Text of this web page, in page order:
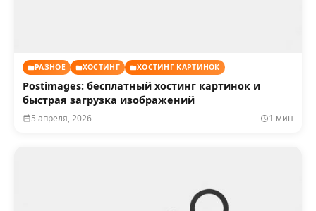
РАЗНОЕ ХОСТИНГ ХОСТИНГ КАРТИНОК
Postimages: бесплатный хостинг картинок и
быстрая загрузка изображений
5 апреля, 2026 1 мин